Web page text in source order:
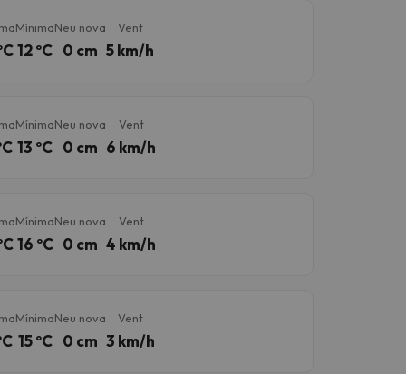
Mínima
12 ºC
Neu nova
0 cm
Vent
5 km/h
Mínima
13 ºC
Neu nova
0 cm
Vent
6 km/h
Mínima
16 ºC
Neu nova
0 cm
Vent
4 km/h
Mínima
15 ºC
Neu nova
0 cm
Vent
3 km/h